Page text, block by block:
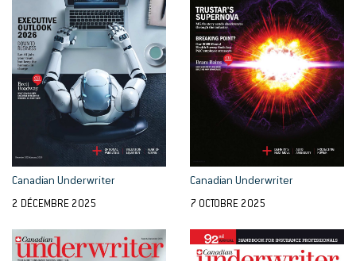
Canadian Underwriter
2 DÉCEMBRE 2025
Canadian Underwriter
7 OCTOBRE 2025